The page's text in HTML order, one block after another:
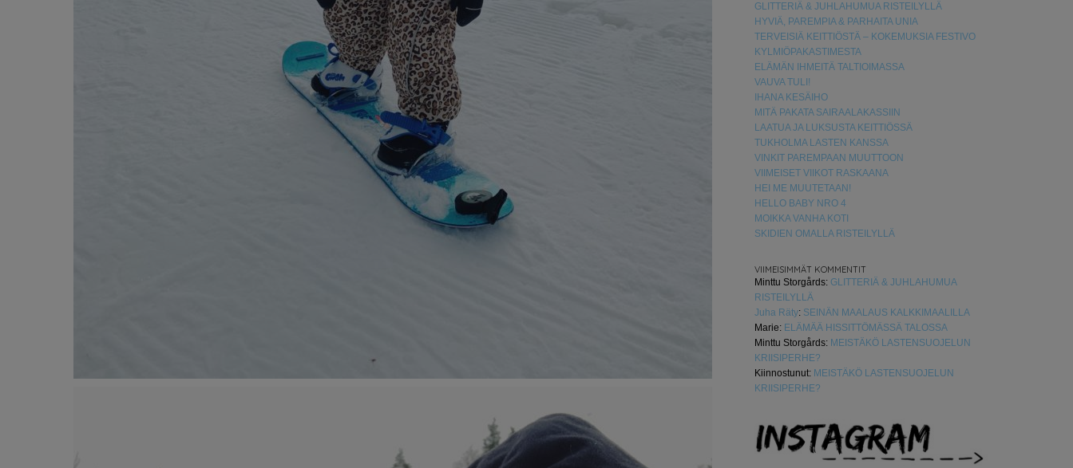
GLITTERIÄ & JUHLAHUMUA RISTEILYLLÄ
HYVIÄ, PAREMPIA & PARHAITA UNIA
TERVEISIÄ KEITTIÖSTÄ – KOKEMUKSIA FESTIVO
KYLMIÖPAKASTIMESTA
ELÄMÄN IHMEITÄ TALTIOIMASSA
VAUVA TULI!
IHANA KESÄIHO
MITÄ PAKATA SAIRAALAKASSIIN
LAATUA JA LUKSUSTA KEITTIÖSSÄ
TUKHOLMA LASTEN KANSSA
VINKIT PAREMPAAN MUUTTOON
VIIMEISET VIIKOT RASKAANA
HEI ME MUUTETAAN!
HELLO BABY NRO 4
MOIKKA VANHA KOTI
SKIDIEN OMALLA RISTEILYLLÄ
VIIMEISIMMÄT KOMMENTIT
Minttu Storgårds: GLITTERIÄ & JUHLAHUMUA
RISTEILYLLÄ
Juha Räty: SEINÄN MAALAUS KALKKIMAALILLA
Marie: ELÄMÄÄ HISSITTÖMÄSSÄ TALOSSA
Minttu Storgårds: MEISTÄKÖ LASTENSUOJELUN
KRIISIPERHE?
Kiinnostunut: MEISTÄKÖ LASTENSUOJELUN
KRIISIPERHE?